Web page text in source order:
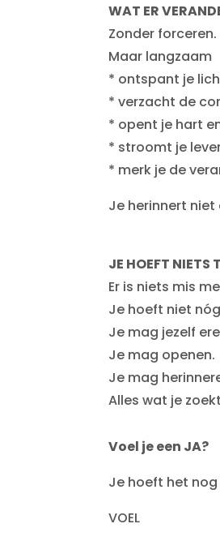
WAT ER
Zonder
Maar langzaam
* ontspant je
* verzacht de
* opent je hart
* stroomt je
* merk je de
Je herinnert niet
JE HOEFT NIETS
Er is niets mis
Je hoeft niet
Je mag jezelf
Je mag openen.
Je mag
Alles wat je
Voel je een JA?
Je hoeft het
VOEL